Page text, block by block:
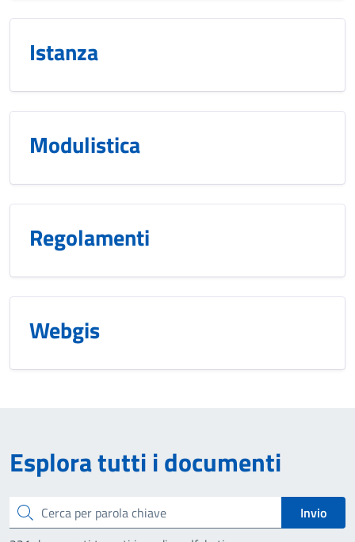
Istanza
Modulistica
Regolamenti
Webgis
Esplora tutti i documenti
Cerca
Invio